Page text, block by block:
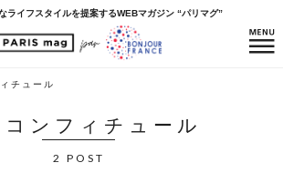
ライフスタイルを提案するWEBマガジン “パリマグ”
チュール
コンフィチュール
2 POST